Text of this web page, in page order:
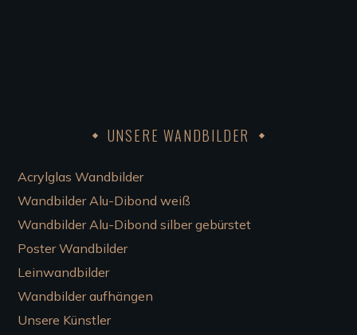
UNSERE WANDBILDER
Acrylglas Wandbilder
Wandbilder Alu-Dibond weiß
Wandbilder Alu-Dibond silber gebürstet
Poster Wandbilder
Leinwandbilder
Wandbilder aufhängen
Unsere Künstler